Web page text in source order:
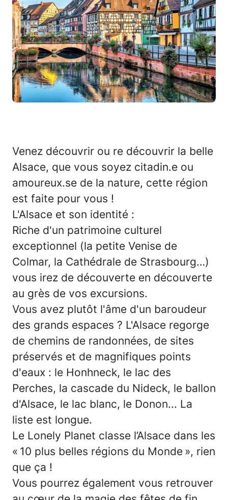
Venez découvrir ou re découvrir la belle
Alsace, que vous soyez citadin.e ou
amoureux.se de la nature, cette région
est faite pour vous !
L'Alsace et son identité :
Riche d'un patrimoine culturel
exceptionnel (la petite Venise de
Colmar, la Cathédrale de Strasbourg…)
vous irez de découverte en découverte
au grès de vos excursions.
Vous avez plutôt l'âme d'un baroudeur
des grands espaces ? L'Alsace regorge
de chemins de randonnées, de sites
préservés et de magnifiques points
d'eaux : le Honhneck, le lac des
Perches, la cascade du Nideck, le ballon
d'Alsace, le lac blanc, le Donon... La
liste est longue.
Le Lonely Planet classe l’Alsace dans les
« 10 plus belles régions du Monde », rien
que ça !
Vous pourrez également vous retrouver